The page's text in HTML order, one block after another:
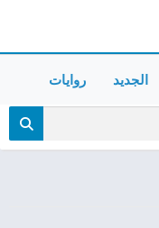
الجديد روايات